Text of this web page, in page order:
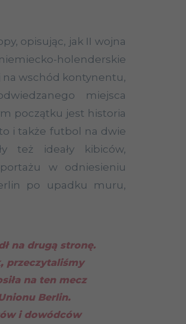
opisując, jak II wojna
holenderskie
na wschód kontynentu,
miejsca
początku jest historia
i także futbol na dwie
też ideały kibiców,
w odniesieniu
po upadku muru,
na drugą stronę.
przeczytaliśmy
na ten mecz
Berlin.
i dowódców